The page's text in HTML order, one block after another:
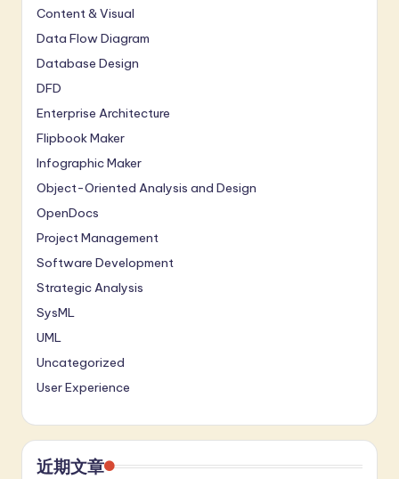
Content & Visual
Data Flow Diagram
Database Design
DFD
Enterprise Architecture
Flipbook Maker
Infographic Maker
Object-Oriented Analysis and Design
OpenDocs
Project Management
Software Development
Strategic Analysis
SysML
UML
Uncategorized
User Experience
近期文章